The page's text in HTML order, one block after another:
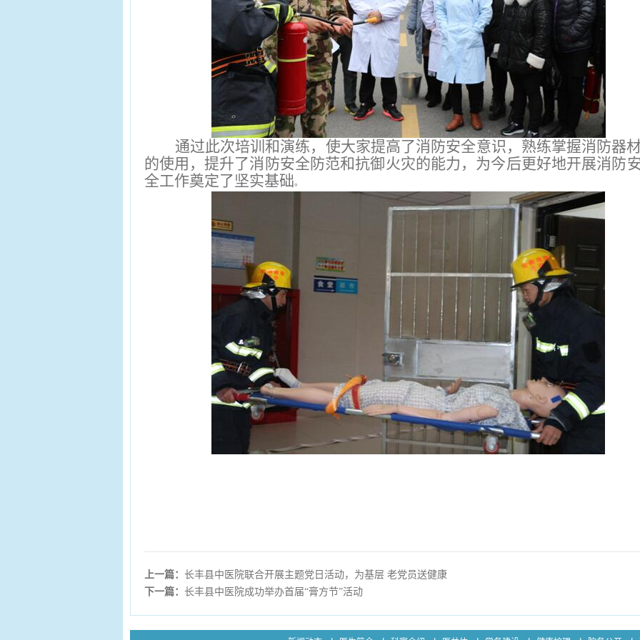
通过此次培训和演练，使大家提高了消防安全意识，熟练掌握消防器
的使用，提升了消防安全防范和抗御火灾的能力，为今后更好地开展消防
全工作奠定了坚实基础。
上一篇： 长丰县中医院联合开展主题党日活动，为基层 老党员送健康
下一篇： 长丰县中医院成功举办首届“膏方节”活动